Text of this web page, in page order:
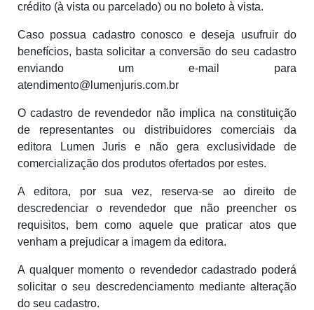
crédito (à vista ou parcelado) ou no boleto à vista.
Caso possua cadastro conosco e deseja usufruir do
benefícios, basta solicitar a conversão do seu cadastro
enviando um e-mail para
atendimento@lumenjuris.com.br
O cadastro de revendedor não implica na constituição
de representantes ou distribuidores comerciais da
editora Lumen Juris e não gera exclusividade de
comercialização dos produtos ofertados por estes.
A editora, por sua vez, reserva-se ao direito de
descredenciar o revendedor que não preencher os
requisitos, bem como aquele que praticar atos que
venham a prejudicar a imagem da editora.
A qualquer momento o revendedor cadastrado poderá
solicitar o seu descredenciamento mediante alteração
do seu cadastro.